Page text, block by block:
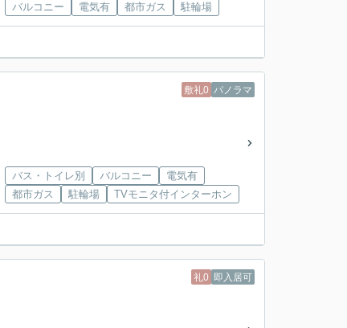
バルコニー
電気有 都市ガス 駐輪場
敷礼0 パノラマ
バス・トイレ別 バルコニー
電気有
都市ガス
駐輪場 TVモニタ付インターホン
礼0 即入居可